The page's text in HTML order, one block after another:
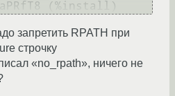
запретить RPATH при
строчку
«no_rpath», ничего не